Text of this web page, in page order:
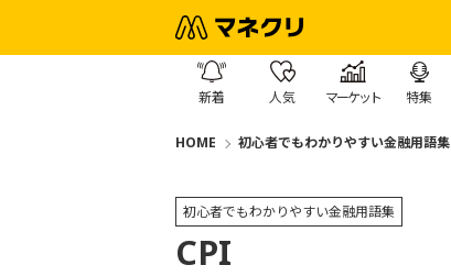
新着 人気 マーケット 特集
HOME 初心者でもわかりやすい金融用語集
初心者でもわかりやすい金融用語集
CPI